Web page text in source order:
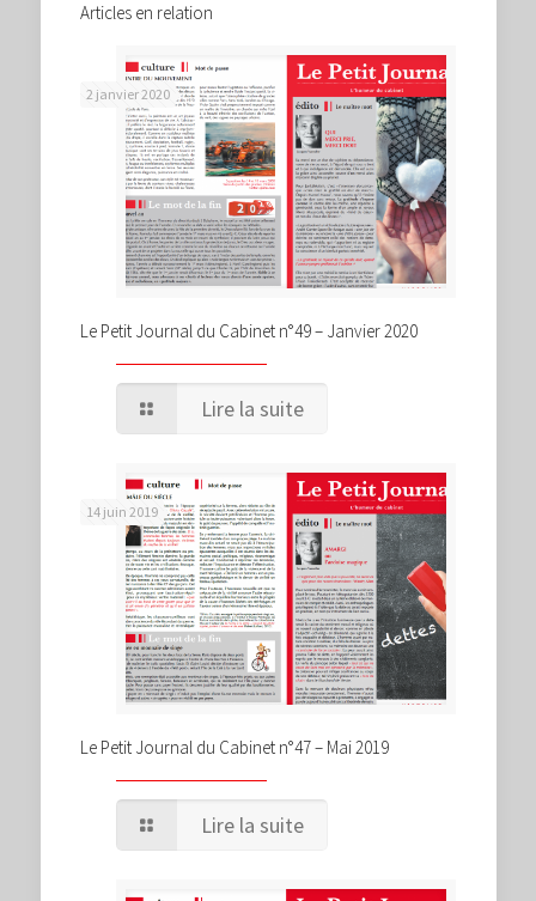
Articles en relation
2 janvier 2020
Le Petit Journal du Cabinet n°49 – Janvier 2020
Lire la suite
14 juin 2019
Le Petit Journal du Cabinet n°47 – Mai 2019
Lire la suite